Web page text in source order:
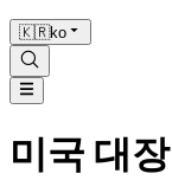
🇰🇷ko
미국 대